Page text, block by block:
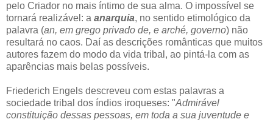
pelo Criador no mais íntimo de sua alma. O impossível se
tornará realizável: a anarquia, no sentido etimológico da
palavra (an, em grego privado de, e arché, governo) não
resultará no caos. Daí as descrições românticas que muitos
autores fazem do modo da vida tribal, ao pintá-la com as
aparências mais belas possíveis.
Friederich Engels descreveu com estas palavras a
sociedade tribal dos índios iroqueses: "Admirável
constituição dessas pessoas, em toda a sua juventude e